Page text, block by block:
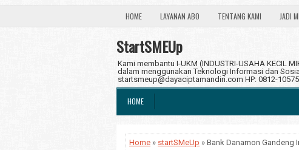
HOME LAYANAN ABO TENTANG KAMI JADI
StartSMEUp
Kami membantu I-UKM (INDUSTRI-USAHA KECIL
dalam menggunakan Teknologi Informasi dan
startsmeup@dayaciptamandiri.com HP: 0812-
HOME
Home » startSMeUp » Bank Danamon Gandeng